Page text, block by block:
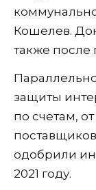
Кошелев.
также после
защиты
по счетам,
одобрили
2021 году.